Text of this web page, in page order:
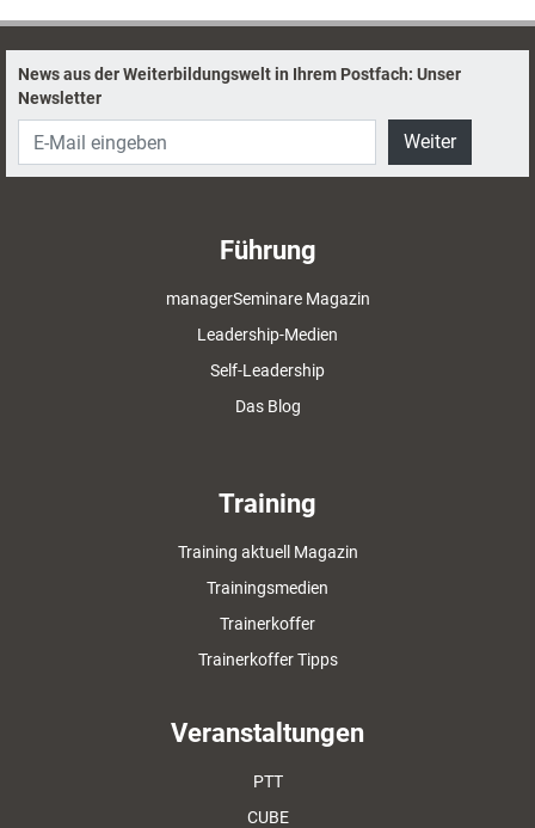
News aus der Weiterbildungswelt in Ihrem Postfach: Unser
Newsletter
Weiter
Führung
managerSeminare Magazin
Leadership-Medien
Self-Leadership
Das Blog
Training
Training aktuell Magazin
Trainingsmedien
Trainerkoffer
Trainerkoffer Tipps
Veranstaltungen
PTT
CUBE